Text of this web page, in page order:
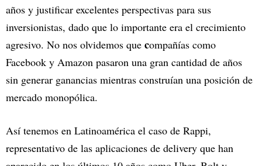
años y justificar excelentes perspectivas para sus
inversionistas, dado que lo importante era el crecimiento
agresivo. No nos olvidemos que compañías como
Facebook y Amazon pasaron una gran cantidad de años
sin generar ganancias mientras construían una posición de
mercado monopólica.
Así tenemos en Latinoamérica el caso de Rappi,
representativo de las aplicaciones de delivery que han